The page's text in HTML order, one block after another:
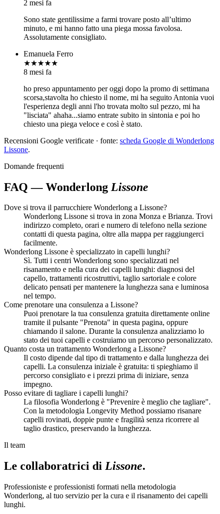
2 mesi fa
Sono state gentilissime a farmi trovare posto all’ultimo
minuto, e mi hanno fatto una piega mossa favolosa.
Assolutamente consigliato.
Emanuela Ferro
★★★★★
8 mesi fa
ho preso appuntamento per oggi dopo la promo di settimana
scorsa,stavolta ho chiesto il nome, mi ha seguito Antonia vuoi
l'esperienza degli anni l'ho trovata molto sul pezzo, mi ha
"lisciata" ahaha...siamo entrate subito in sintonia e poi ho
chiesto una piega veloce e così è stato.
Recensioni Google verificate · fonte: scheda Google di Wonderlong
Lissone.
Domande frequenti
FAQ — Wonderlong Lissone
Dove si trova il parrucchiere Wonderlong a Lissone?
Wonderlong Lissone si trova in zona Monza e Brianza. Trovi
indirizzo completo, orari e numero di telefono nella sezione
contatti di questa pagina, oltre alla mappa per raggiungerci
facilmente.
Wonderlong Lissone è specializzato in capelli lunghi?
Sì. Tutti i centri Wonderlong sono specializzati nel
risanamento e nella cura dei capelli lunghi: diagnosi del
capello, trattamenti ricostruttivi, taglio sartoriale e colore
delicato pensati per mantenere la lunghezza sana e luminosa
nel tempo.
Come prenotare una consulenza a Lissone?
Puoi prenotare la tua consulenza gratuita direttamente online
tramite il pulsante "Prenota" in questa pagina, oppure
chiamando il salone. Durante la consulenza analizziamo lo
stato dei tuoi capelli e costruiamo un percorso personalizzato.
Quanto costa un trattamento Wonderlong a Lissone?
Il costo dipende dal tipo di trattamento e dalla lunghezza dei
capelli. La consulenza iniziale è gratuita: ti spieghiamo il
percorso consigliato e i prezzi prima di iniziare, senza
impegno.
Posso evitare di tagliare i capelli lunghi?
La filosofia Wonderlong è "Prevenire è meglio che tagliare".
Con la metodologia Longevity Method possiamo risanare
capelli rovinati, doppie punte e fragilità senza ricorrere al
taglio drastico, preservando la lunghezza.
Il team
Le collaboratrici di Lissone.
Professioniste e professionisti formati nella metodologia
Wonderlong, al tuo servizio per la cura e il risanamento dei capelli
lunghi.